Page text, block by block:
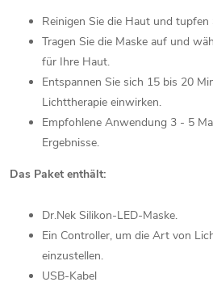
Reinigen Sie die Haut und
Tragen Sie die Maske auf und
für Ihre Haut.
Entspannen Sie sich 15 bis 20
Lichttherapie einwirken.
Empfohlene Anwendung 3 - 5
Ergebnisse.
Das Paket enthält:
Dr.Nek Silikon-LED-Maske.
Ein Controller, um die Art von
einzustellen.
USB-Kabel